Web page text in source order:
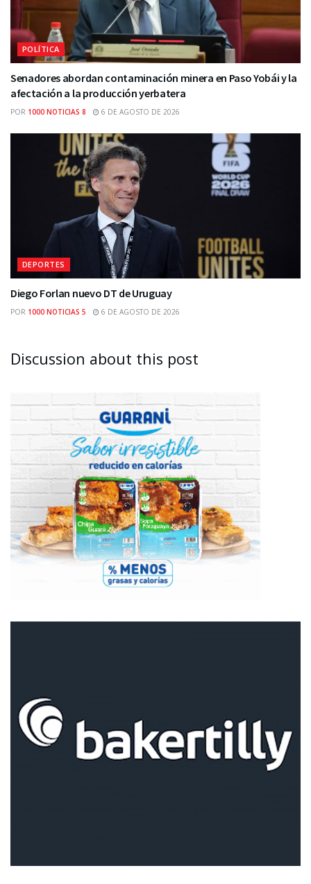
POLÍTICA
Senadores abordan contaminación minera en Paso Yobái y la
afectación a la producción yerbatera
POR 1000 NOTICIAS 8 6 DE AGOSTO DE 2026
DEPORTES
Diego Forlan nuevo DT de Uruguay
POR 1000 NOTICIAS 5 6 DE AGOSTO DE 2026
Discussion about this post